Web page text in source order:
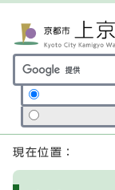
サイト内検索の範
ここから本文です
現在位置：